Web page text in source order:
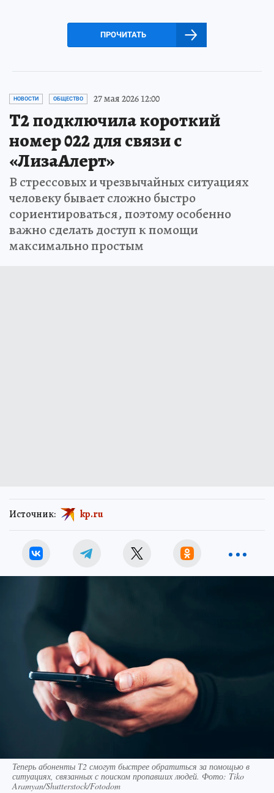
ПРОЧИТАТЬ
НОВОСТИ ОБЩЕСТВО 27 мая 2026 12:00
Т2 подключила короткий
номер 022 для связи с
«ЛизаАлерт»
В стрессовых и чрезвычайных ситуациях
человеку бывает сложно быстро
сориентироваться, поэтому особенно
важно сделать доступ к помощи
максимально простым
Источник: kp.ru
Теперь абоненты Т2 смогут быстрее обратиться за помощью в
ситуациях, связанных с поиском пропавших людей. Фото: Tiko
Aramyan/Shutterstock/Fotodom